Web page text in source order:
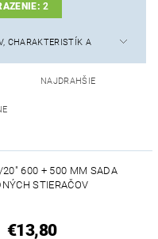
2
CHARAKTERISTÍK A
NAJDRAHŠIE
20" 600 + 500 MM SADA
STIERAČOV
€13,80